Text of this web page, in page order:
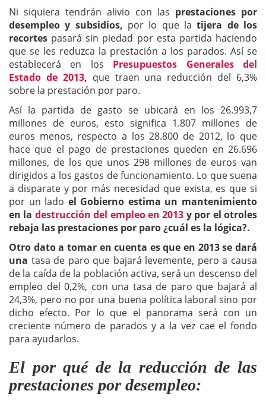
Ni siquiera tendrán alivio con las prestaciones por
desempleo y subsidios, por lo que la tijera de los
recortes pasará sin piedad por esta partida haciendo
que se les reduzca la prestación a los parados. Así se
establecerá en los Presupuestos Generales del
Estado de 2013, que traen una reducción del 6,3%
sobre la prestación por paro.
Así la partida de gasto se ubicará en los 26.993,7
millones de euros, esto significa 1.807 millones de
euros menos, respecto a los 28.800 de 2012, lo que
hace que el pago de prestaciones queden en 26.696
millones, de los que unos 298 millones de euros van
dirigidos a los gastos de funcionamiento. Lo que suena
a disparate y por más necesidad que exista, es que si
por un lado el Gobierno estima un mantenimiento
en la destrucción del empleo en 2013 y por el otroles
rebaja las prestaciones por paro ¿cuál es la lógica?.
Otro dato a tomar en cuenta es que en 2013 se dará
una tasa de paro que bajará levemente, pero a causa
de la caída de la población activa, será un descenso del
empleo del 0,2%, con una tasa de paro que bajará al
24,3%, pero no por una buena política laboral sino por
dicho efecto. Por lo que el panorama será con un
creciente número de parados y a la vez cae el fondo
para ayudarlos.
El por qué de la reducción de las
prestaciones por desempleo: